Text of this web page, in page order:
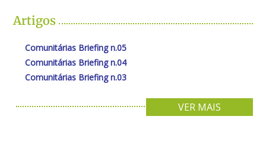
Artigos
Comunitárias Briefing n.05
Comunitárias Briefing n.04
Comunitárias Briefing n.03
VER MAIS